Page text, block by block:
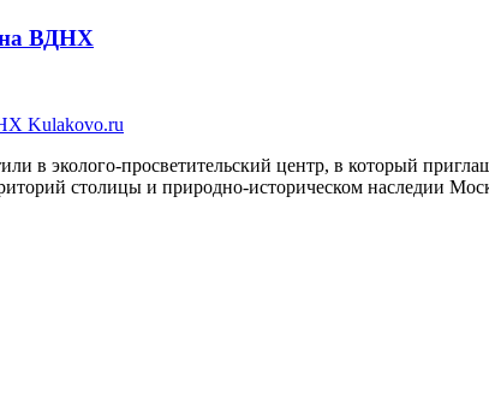
на ВДНХ
в эколого-просветительский центр, в который
столицы и природно-историческом наследии